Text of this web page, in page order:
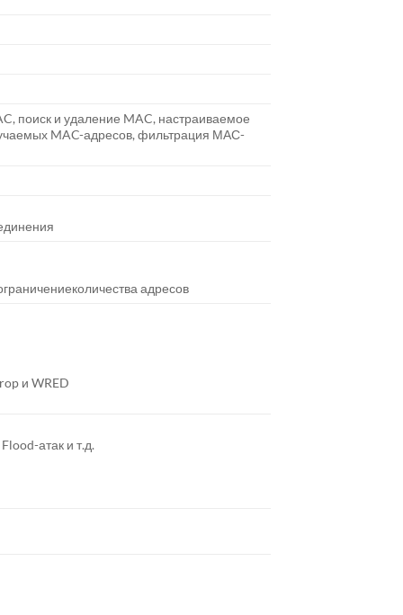
поиск и удаление MAC, настраиваемое
MAC-адресов, фильтрация МАС-
адресов
и WRED
атак и т.д.